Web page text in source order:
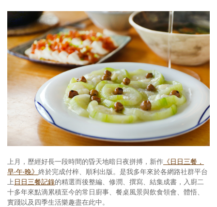
生活風
書房集
日記簿
餐桌週記
享樂隨手拍
創意出版服務
歷史區
關於Yilan
上月，歷經好長一段時間的昏天地暗日夜拼搏，新作 《日日三餐，
早‧午‧晚》 終於完成付梓、順利出版。是我多年來於各網路社群平台
上日日三餐記錄的精選而後整編、修潤、撰寫、結集成書，入廚二
十多年來點滴累積至今的常日廚事、餐桌風景與飲食領會、體悟、
實踐以及四季生活樂趣盡在此中。